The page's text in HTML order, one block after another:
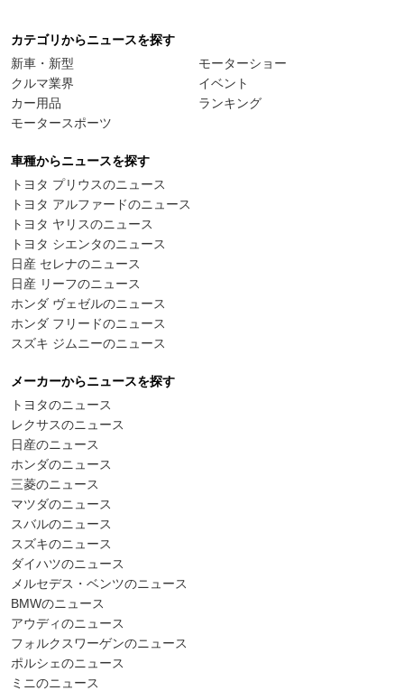
カテゴリからニュースを探す
新車・新型
クルマ業界
カー用品
モータースポーツ
モーターショー
イベント
ランキング
車種からニュースを探す
トヨタ プリウスのニュース
トヨタ アルファードのニュース
トヨタ ヤリスのニュース
トヨタ シエンタのニュース
日産 セレナのニュース
日産 リーフのニュース
ホンダ ヴェゼルのニュース
ホンダ フリードのニュース
スズキ ジムニーのニュース
メーカーからニュースを探す
トヨタのニュース
レクサスのニュース
日産のニュース
ホンダのニュース
三菱のニュース
マツダのニュース
スバルのニュース
スズキのニュース
ダイハツのニュース
メルセデス・ベンツのニュース
BMWのニュース
アウディのニュース
フォルクスワーゲンのニュース
ポルシェのニュース
ミニのニュース